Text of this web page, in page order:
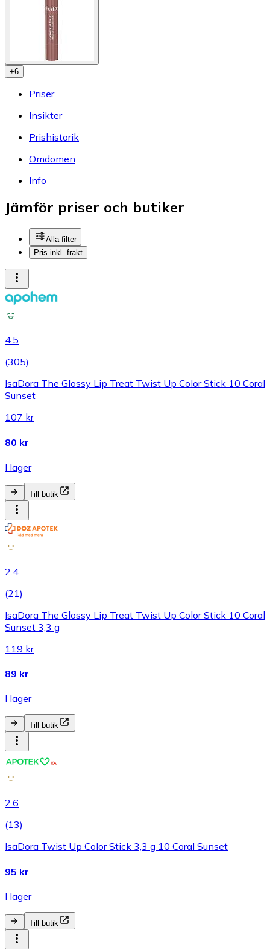
+6
Priser
Insikter
Prishistorik
Omdömen
Info
Jämför priser och butiker
Alla filter
Pris inkl. frakt
4.5
(305)
IsaDora The Glossy Lip Treat Twist Up Color Stick 10 Coral
Sunset
107 kr
80 kr
I lager
Till butik
2.4
(21)
IsaDora The Glossy Lip Treat Twist Up Color Stick 10 Coral
Sunset 3,3 g
119 kr
89 kr
I lager
Till butik
2.6
(13)
IsaDora Twist Up Color Stick 3,3 g 10 Coral Sunset
95 kr
I lager
Till butik